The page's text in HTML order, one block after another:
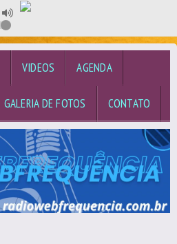
VIDEOS AGENDA
GALERIA DE FOTOS CONTATO